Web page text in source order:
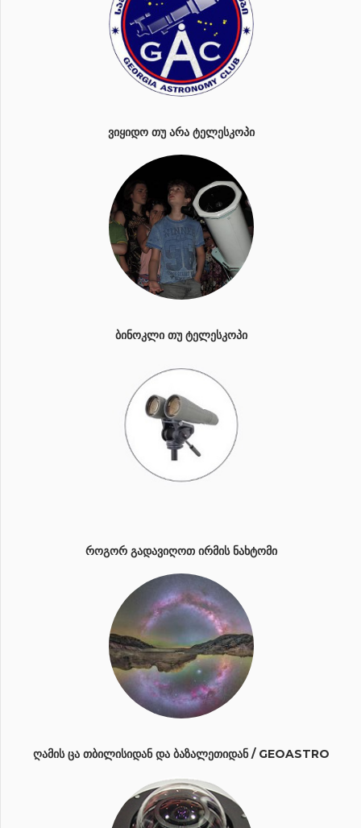
ᲕᲘᲧᲘᲓᲝ ᲗᲣ ᲐᲠᲐ ᲢᲔᲚᲔᲡᲙᲝᲞᲘ
ᲑᲘᲜᲝᲙᲚᲘ ᲗᲣ ᲢᲔᲚᲔᲡᲙᲝᲞᲘ
ᲠᲝᲒᲝᲠ ᲒᲐᲓᲐᲕᲘᲦᲝᲗ ᲘᲠᲛᲘᲡ ᲜᲐᲮᲢᲝᲛᲘ
ᲦᲐᲛᲘᲡ ᲪᲐ ᲗᲑᲘᲚᲘᲡᲘᲓᲐᲜ ᲓᲐ ᲑᲐᲖᲐᲚᲔᲗᲘᲓᲐᲜ / GEOASTRO